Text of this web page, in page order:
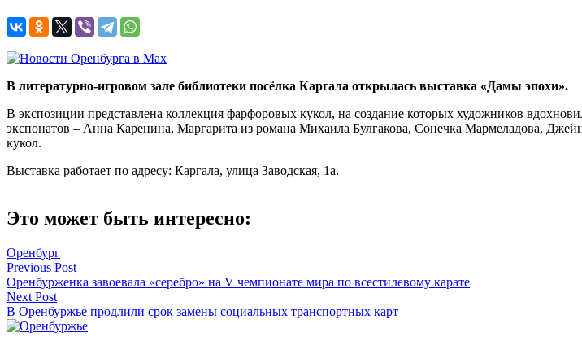
В литературно-игровом зале библиотеки посёлка Каргала открылась выставка «Дамы эпохи».
В экспозиции представлена коллекция фарфоровых кукол, на создание которых художников
экспонатов – Анна Каренина, Маргарита из романа Михаила Булгакова, Сонечка Мармеладова,
кукол.
Выставка работает по адресу: Каргала, улица Заводская, 1а.
Это может быть интересно:
Оренбург
Навигация
по
записям
Previous Post
Оренбурженка завоевала «серебро» на V чемпионате мира по всестилевому карате
Next Post
В Оренбуржье продлили срок замены социальных транспортных карт